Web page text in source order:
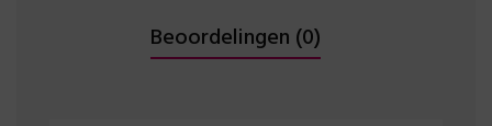
Beoordelingen (0)